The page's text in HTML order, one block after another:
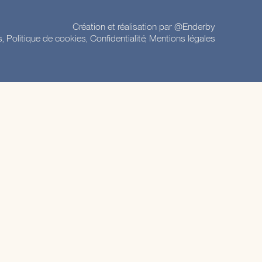
Création et réalisation par @Enderby
Politique de cookies, Confidentialité, Mentions légales